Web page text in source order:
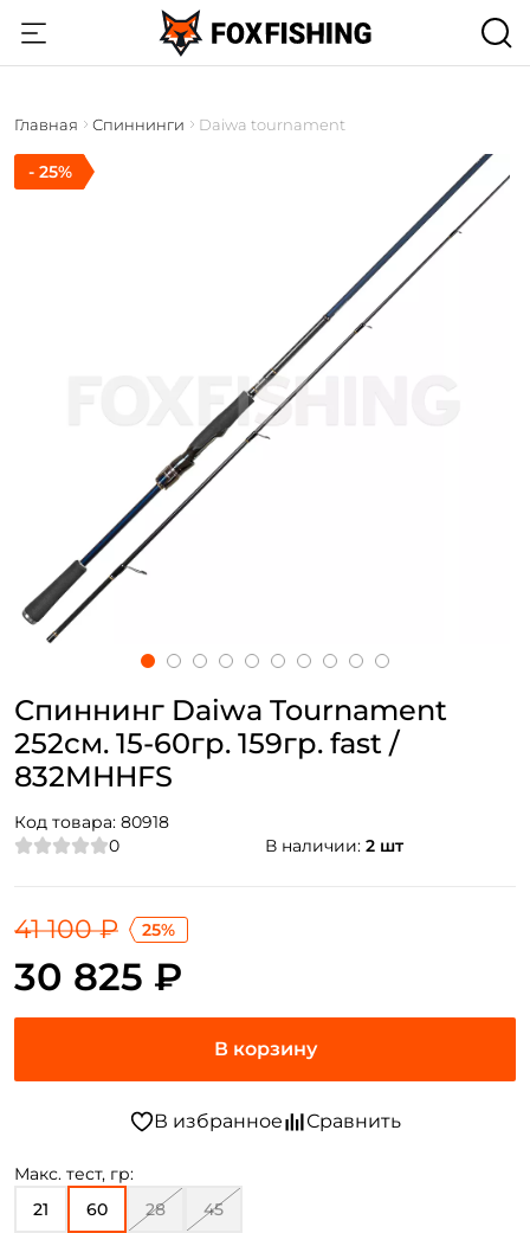
Главная Спиннинги Daiwa tournament
Спиннинг Daiwa Tournament
252см. 15-60гр. 159гр. fast /
832MHHFS
Код товара: 80918
0
В наличии: 2 шт
- 25%
Макс. тест, гр:
21
60 28
45
30 825 ₽
41 100 ₽ 25%